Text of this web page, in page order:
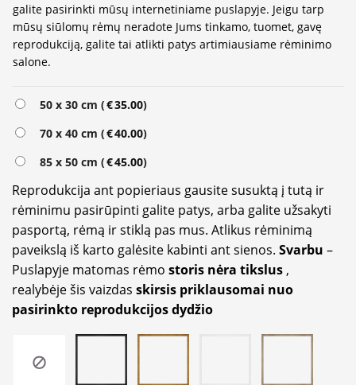
galite pasirinkti mūsų internetiniame puslapyje. Jeigu tarp
mūsų siūlomų rėmų neradote Jums tinkamo, tuomet, gavę
reprodukciją, galite tai atlikti patys artimiausiame rėminimo
salone.
50 x 30 cm (€35.00)
70 x 40 cm (€40.00)
85 x 50 cm (€45.00)
Reprodukcija ant popieriaus gausite susuktą į tutą ir
rėminimu pasirūpinti galite patys, arba galite užsakyti
pasportą, rėmą ir stiklą pas mus. Atlikus rėminimą
paveikslą iš karto galėsite kabinti ant sienos. Svarbu –
Puslapyje matomas rėmo storis nėra tikslus ,
realybėje šis vaizdas skirsis priklausomai nuo
pasirinkto reprodukcijos dydžio
Alternative: